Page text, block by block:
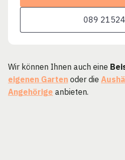
089
Wir können Ihnen auch eine
eigenen Garten oder die
Angehörige anbieten.